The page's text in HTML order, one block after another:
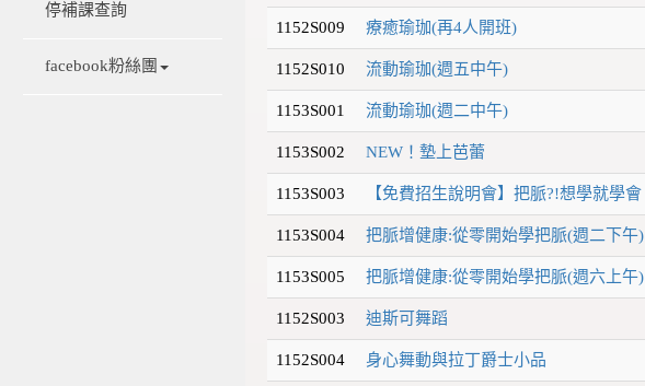
停補課查詢
facebook粉絲團
1152S009 療癒瑜珈(再4人開班)
1152S010 流動瑜珈(週五中午)
1153S001 流動瑜珈(週二中午)
1153S002 NEW！墊上芭蕾
1153S003 【免費招生說明會】把脈?!想學就學會
1153S004 把脈增健康:從零開始學把脈(週二下午)
1153S005 把脈增健康:從零開始學把脈(週六上午)
1152S003 迪斯可舞蹈
1152S004 身心舞動與拉丁爵士小品